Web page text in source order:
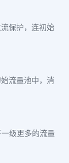
保护，连初始
流量池中，消
级更多的流量